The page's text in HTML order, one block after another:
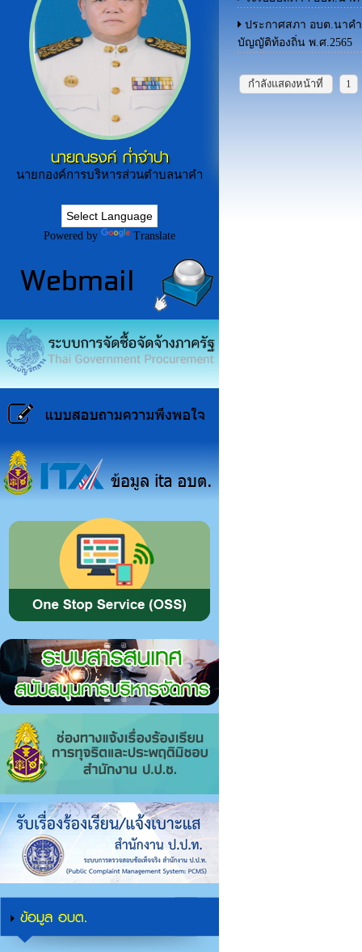
นายณรงค์ ก่ำจำปา
นายกองค์การบริหารส่วนตำบลนาคำ
Powered by Translate
ข้อมูล อบต.
ประกาศสภา อบต.นาค
บัญญัติท้องถิ่น พ.ศ.2565
กำลังแสดงหน้าที่ 1